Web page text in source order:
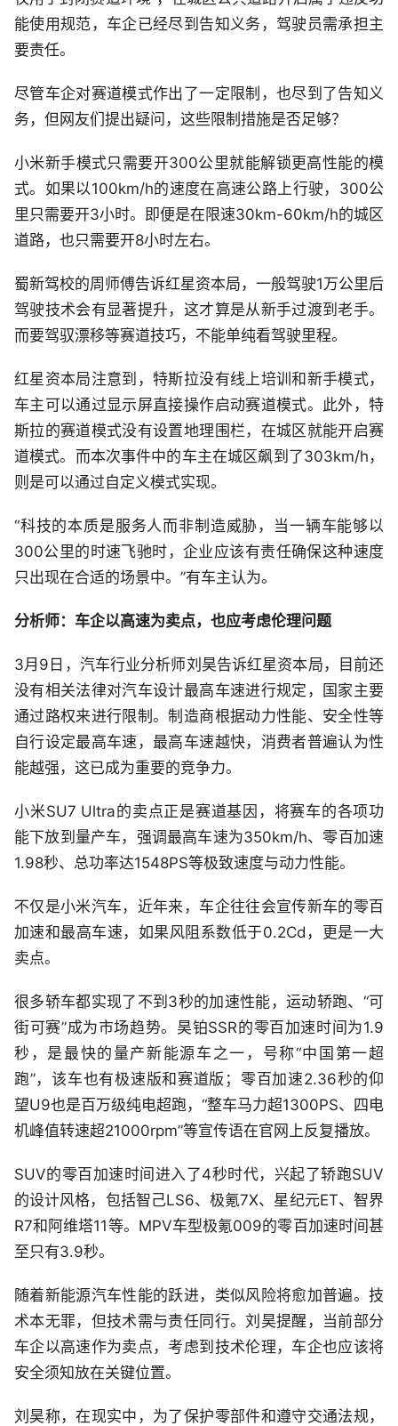
能使用规范，车企已经尽到告知义务，驾驶员需承担主
要责任。
尽管车企对赛道模式作出了一定限制，也尽到了告知义
务，但网友们提出疑问，这些限制措施是否足够？
小米新手模式只需要开300公里就能解锁更高性能的模
式。如果以100km/h的速度在高速公路上行驶，300公
里只需要开3小时。即便是在限速30km-60km/h的城区
道路，也只需要开8小时左右。
蜀新驾校的周师傅告诉红星资本局，一般驾驶1万公里后
驾驶技术会有显著提升，这才算是从新手过渡到老手。
而要驾驭漂移等赛道技巧，不能单纯看驾驶里程。
红星资本局注意到，特斯拉没有线上培训和新手模式，
车主可以通过显示屏直接操作启动赛道模式。此外，特
斯拉的赛道模式没有设置地理围栏，在城区就能开启赛
道模式。而本次事件中的车主在城区飙到了303km/h，
则是可以通过自定义模式实现。
“科技的本质是服务人而非制造威胁，当一辆车能够以
300公里的时速飞驰时，企业应该有责任确保这种速度
只出现在合适的场景中。”有车主认为。
分析师：车企以高速为卖点，也应考虑伦理问题
3月9日，汽车行业分析师刘昊告诉红星资本局，目前还
没有相关法律对汽车设计最高车速进行规定，国家主要
通过路权来进行限制。制造商根据动力性能、安全性等
自行设定最高车速，最高车速越快，消费者普遍认为性
能越强，这已成为重要的竞争力。
小米SU7 Ultra的卖点正是赛道基因，将赛车的各项功
能下放到量产车，强调最高车速为350km/h、零百加速
1.98秒、总功率达1548PS等极致速度与动力性能。
不仅是小米汽车，近年来，车企往往会宣传新车的零百
加速和最高车速，如果风阻系数低于0.2Cd，更是一大
卖点。
很多轿车都实现了不到3秒的加速性能，运动轿跑、“可
街可赛”成为市场趋势。昊铂SSR的零百加速时间为1.9
秒，是最快的量产新能源车之一，号称“中国第一超
跑”，该车也有极速版和赛道版；零百加速2.36秒的仰
望U9也是百万级纯电超跑，“整车马力超1300PS、四电
机峰值转速超21000rpm”等宣传语在官网上反复播放。
SUV的零百加速时间进入了4秒时代，兴起了轿跑SUV
的设计风格，包括智己LS6、极氪7X、星纪元ET、智界
R7和阿维塔11等。MPV车型极氪009的零百加速时间甚
至只有3.9秒。
随着新能源汽车性能的跃进，类似风险将愈加普遍。技
术本无罪，但技术需与责任同行。刘昊提醒，当前部分
车企以高速作为卖点，考虑到技术伦理，车企也应该将
安全须知放在关键位置。
刘昊称，在现实中，为了保护零部件和遵守交通法规，